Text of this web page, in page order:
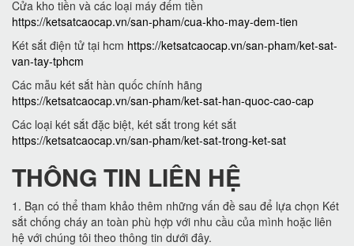
Cửa kho tiền và các loại máy đếm tiền
https://ketsatcaocap.vn/san-pham/cua-kho-may-dem-tien
Két sắt điện tử tại hcm https://ketsatcaocap.vn/san-pham/ket-sat-
van-tay-tphcm
Các mẫu két sắt hàn quốc chính hãng
https://ketsatcaocap.vn/san-pham/ket-sat-han-quoc-cao-cap
Các loại két sắt đặc biệt, két sắt trong két sắt
https://ketsatcaocap.vn/san-pham/ket-sat-trong-ket-sat
THÔNG TIN LIÊN HỆ
1. Bạn có thể tham khảo thêm những vấn đề sau để lựa chọn Két
sắt chống cháy an toàn phù hợp với nhu cầu của mình hoặc liên
hệ với chúng tôi theo thông tin dưới đây.